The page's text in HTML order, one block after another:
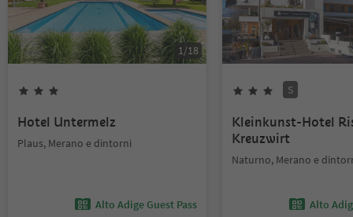
1/18
Hotel Untermelz
Plaus, Merano e dintorni
Alto Adige Guest Pass
S
Kleinkunst-Hotel
Kreuzwirt
Naturno, Merano e
Alto